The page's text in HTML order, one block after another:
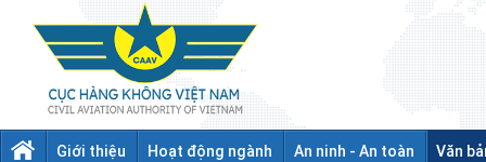
Giới thiệu Hoạt động ngành An ninh - An toàn Văn